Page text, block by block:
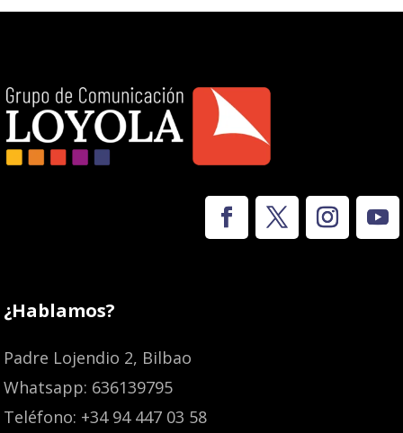
¿Hablamos?
Padre Lojendio 2, Bilbao
Whatsapp: 636139795
Teléfono: +34 94 447 03 58